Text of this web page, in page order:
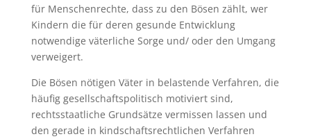
für Menschenrechte, dass zu den Bösen zählt, wer
Kindern die für deren gesunde Entwicklung
notwendige väterliche Sorge und/ oder den Umgang
verweigert.
Die Bösen nötigen Väter in belastende Verfahren, die
häufig gesellschaftspolitisch motiviert sind,
rechtsstaatliche Grundsätze vermissen lassen und
den gerade in kindschaftsrechtlichen Verfahren